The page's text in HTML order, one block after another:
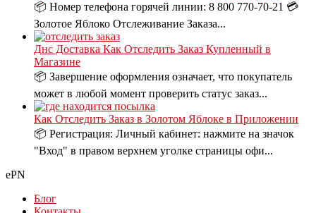
📦 Номер телефона горячей линии: 8 800 770-70-21 💳
Золотое Яблоко Отслеживание Заказа...
Днс Доставка Как Отследить Заказ Купленный в
Магазине
📦 Завершение оформления означает, что покупатель
может в любой момент проверить статус заказ...
Как Отследить Заказ в Золотом Яблоке в Приложении
📦 Регистрация: Личный кабинет: нажмите на значок
"Вход" в правом верхнем уголке страницы офи...
ePN
Блог